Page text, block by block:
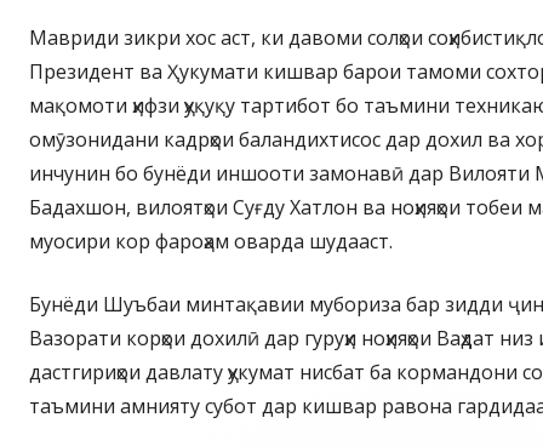
Мавриди зикри хос аст, ки давоми солҳои
Президент ва Ҳукумати кишвар барои тамоми
мақомоти ҳифзи ҳуқуқу тартибот бо таъмини
омӯзонидани кадрҳои баландихтисос дар дохил ва
инчунин бо бунёди иншооти замонавӣ дар Вилояти
Бадахшон, вилоятҳои Суғду Хатлон ва ноҳияҳои
муосири кор фароҳам оварда шудааст.
Бунёди Шуъбаи минтақавии мубориза бар зидди
Вазорати корҳои дохилӣ дар гуруҳи ноҳияҳои Ваҳдат
дастгириҳои давлату ҳукумат нисбат ба кормандони
таъмини амнияту субот дар кишвар равона